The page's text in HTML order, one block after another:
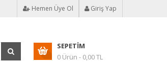
Hemen Üye Ol Giriş Yap
SEPETIM
0 Ürün - 0,00 TL